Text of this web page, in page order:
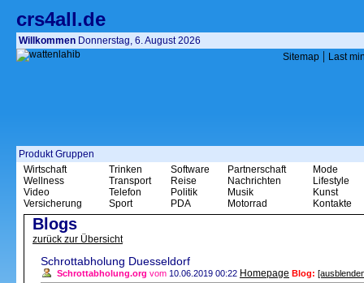
crs4all.de
Willkommen Donnerstag, 6. August 2026
Sitemap | Last
Produkt Gruppen
Wirtschaft
Wellness
Video
Versicherung
Trinken
Transport
Telefon
Sport
Software
Reise
Politik
PDA
Partnerschaft
Nachrichten
Musik
Motorrad
Mode
Lifestyle
Kunst
Kontakte
Blogs
zurück zur Übersicht
Schrottabholung Duesseldorf
Schrottabholung.org vom 10.06.2019 00:22 Homepage Blog: